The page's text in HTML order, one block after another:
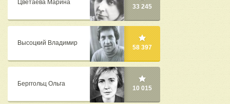
Цветаева Марина
33 245
Высоцкий Владимир
58 397
Берггольц Ольга
10 015